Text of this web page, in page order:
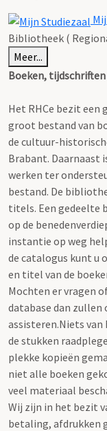
Bibliotheek (
Meer...
Boeken,
Het RHCe bezit een
groot bestand van
de cultuur-
Brabant. Daarnaast
werken ter
bestand. De
titels. Een gedeelte
op de
instantie op weg
de catalogus kunt u
en titel van de
Mochten er vragen
database dan zullen
assisteren.Niets
de stukken
plekke kopieën
niet alle boeken
veel materiaal
Wij zijn in het bezit
betaling, afdrukken